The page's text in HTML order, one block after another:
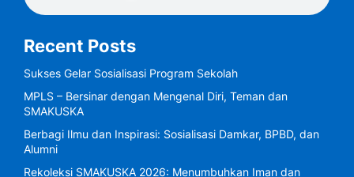
Recent Posts
Sukses Gelar Sosialisasi Program Sekolah
MPLS – Bersinar dengan Mengenal Diri, Teman dan
SMAKUSKA
Berbagi Ilmu dan Inspirasi: Sosialisasi Damkar, BPBD, dan
Alumni
Rekoleksi SMAKUSKA 2026: Menumbuhkan Iman dan